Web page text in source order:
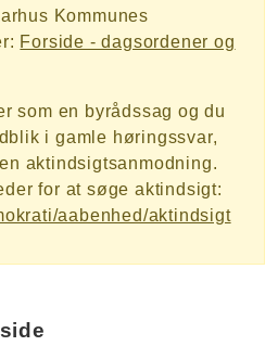
Kommunes
Forside - dagsordener og
som en byrådssag og du
i gamle høringssvar,
aktindsigtsanmodning.
for at søge aktindsigt:
aabenhed/aktindsigt